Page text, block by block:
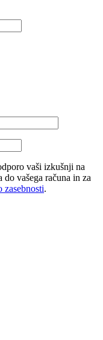
vaši izkušnji na
do vašega računa in za
.